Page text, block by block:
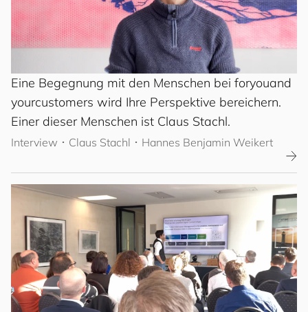
Eine Begegnung mit den Menschen bei foryouand
yourcustomers wird Ihre Perspektive bereichern.
Einer dieser Menschen ist Claus Stachl.
Interview ･ Claus Stachl ･ Hannes Benjamin Weikert